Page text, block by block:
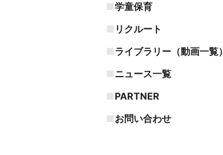
学童保育
リクルート
ライブラリー（動画一覧）
ニュース一覧
PARTNER
お問い合わせ